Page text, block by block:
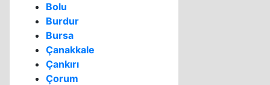
Bolu
Burdur
Bursa
Çanakkale
Çankırı
Çorum